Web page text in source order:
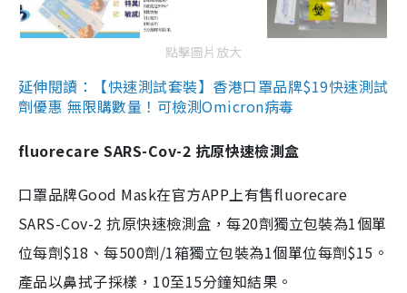
點擊圖片放大
延伸閱讀：【快速測試套裝】香港口罩品牌$19快速測試
劑優惠 無限購數量！可檢測Omicron病毒
fluorecare SARS-Cov-2 抗原快速檢測盒
口罩品牌Good Mask在官方APP上有售fluorecare
SARS-Cov-2 抗原快速檢測盒，每20劑獨立包裝為1個單
位每劑$18、每500劑/1箱獨立包裝為1個單位每劑$15。
產品以鼻拭子採樣，10至15分鐘知結果。